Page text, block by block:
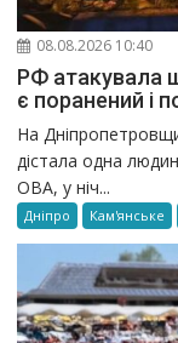
08.08.2026 10:40
РФ атакувала
є поранений і
На
дістала одна
ОВА, у ніч...
Дніпро Кам'янське